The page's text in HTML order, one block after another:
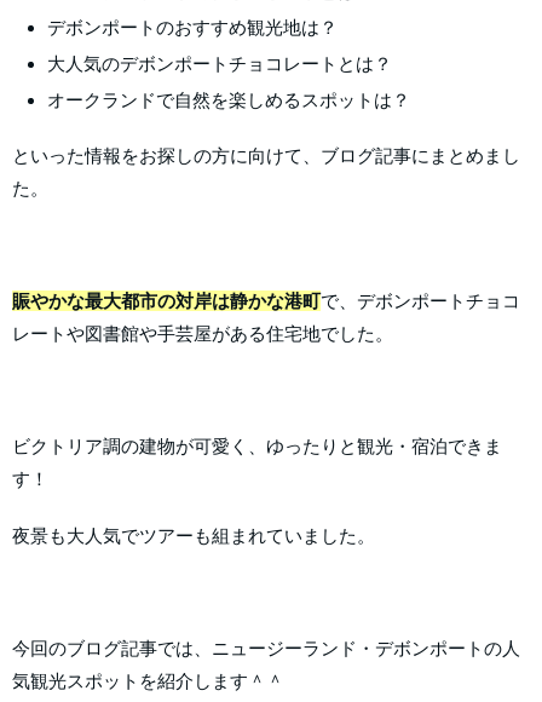
デボンポートのおすすめ観光地は？
大人気のデボンポートチョコレートとは？
オークランドで自然を楽しめるスポットは？
といった情報をお探しの方に向けて、ブログ記事にまとめまし
た。
賑やかな最大都市の対岸は静かな港町で、デボンポートチョコ
レートや図書館や手芸屋がある住宅地でした。
ビクトリア調の建物が可愛く、ゆったりと観光・宿泊できま
す！
夜景も大人気でツアーも組まれていました。
今回のブログ記事では、ニュージーランド・デボンポートの人
気観光スポットを紹介します＾＾